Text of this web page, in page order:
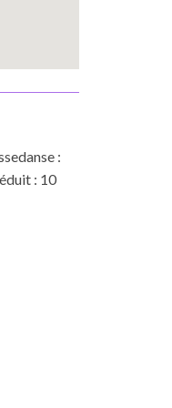
:
: 10